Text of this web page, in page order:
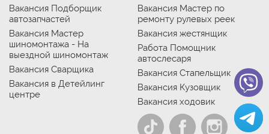
Вакансия Подборщик
автозапчастей
Вакансия Мастер
шиномонтажа - На
выездной шиномонтаж
Вакансия Сварщика
Вакансия в Детейлинг
центре
Вакансия Мастер по
ремонту рулевых реек
Вакансия жестянщик
Работа Помощник
автослесаря
Вакансия Стапельщик
Вакансия Кузовщик
Вакансия ходовик